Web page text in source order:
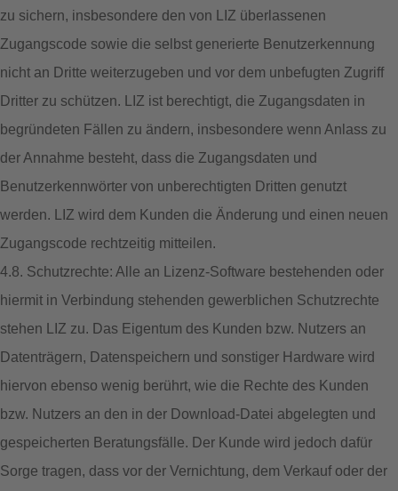
zu sichern, insbesondere den von LIZ überlassenen
Zugangscode sowie die selbst generierte Benutzerkennung
nicht an Dritte weiterzugeben und vor dem unbefugten Zugriff
Dritter zu schützen. LIZ ist berechtigt, die Zugangsdaten in
begründeten Fällen zu ändern, insbesondere wenn Anlass zu
der Annahme besteht, dass die Zugangsdaten und
Benutzerkennwörter von unberechtigten Dritten genutzt
werden. LIZ wird dem Kunden die Änderung und einen neuen
Zugangscode rechtzeitig mitteilen.
4.8. Schutzrechte: Alle an Lizenz-Software bestehenden oder
hiermit in Verbindung stehenden gewerblichen Schutzrechte
stehen LIZ zu. Das Eigentum des Kunden bzw. Nutzers an
Datenträgern, Datenspeichern und sonstiger Hardware wird
hiervon ebenso wenig berührt, wie die Rechte des Kunden
bzw. Nutzers an den in der Download-Datei abgelegten und
gespeicherten Beratungsfälle. Der Kunde wird jedoch dafür
Sorge tragen, dass vor der Vernichtung, dem Verkauf oder der